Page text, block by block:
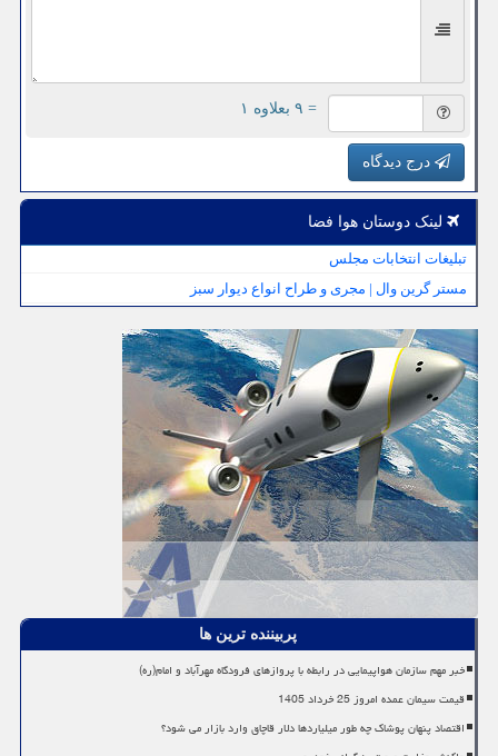
= ۹ بعلاوه ۱
درج دیدگاه
لینک دوستان هوا فضا
تبلیغات انتخابات مجلس
مستر گرین وال | مجری و طراح انواع دیوار سبز
پربیننده ترین ها
خبر مهم سازمان هواپیمایی در رابطه با پروازهای فرودگاه مهرآباد و امام(ره)
قیمت سیمان عمده امروز 25 خرداد 1405
اقتصاد پنهان پوشاک چه طور میلیاردها دلار قاچاق وارد بازار می شود؟